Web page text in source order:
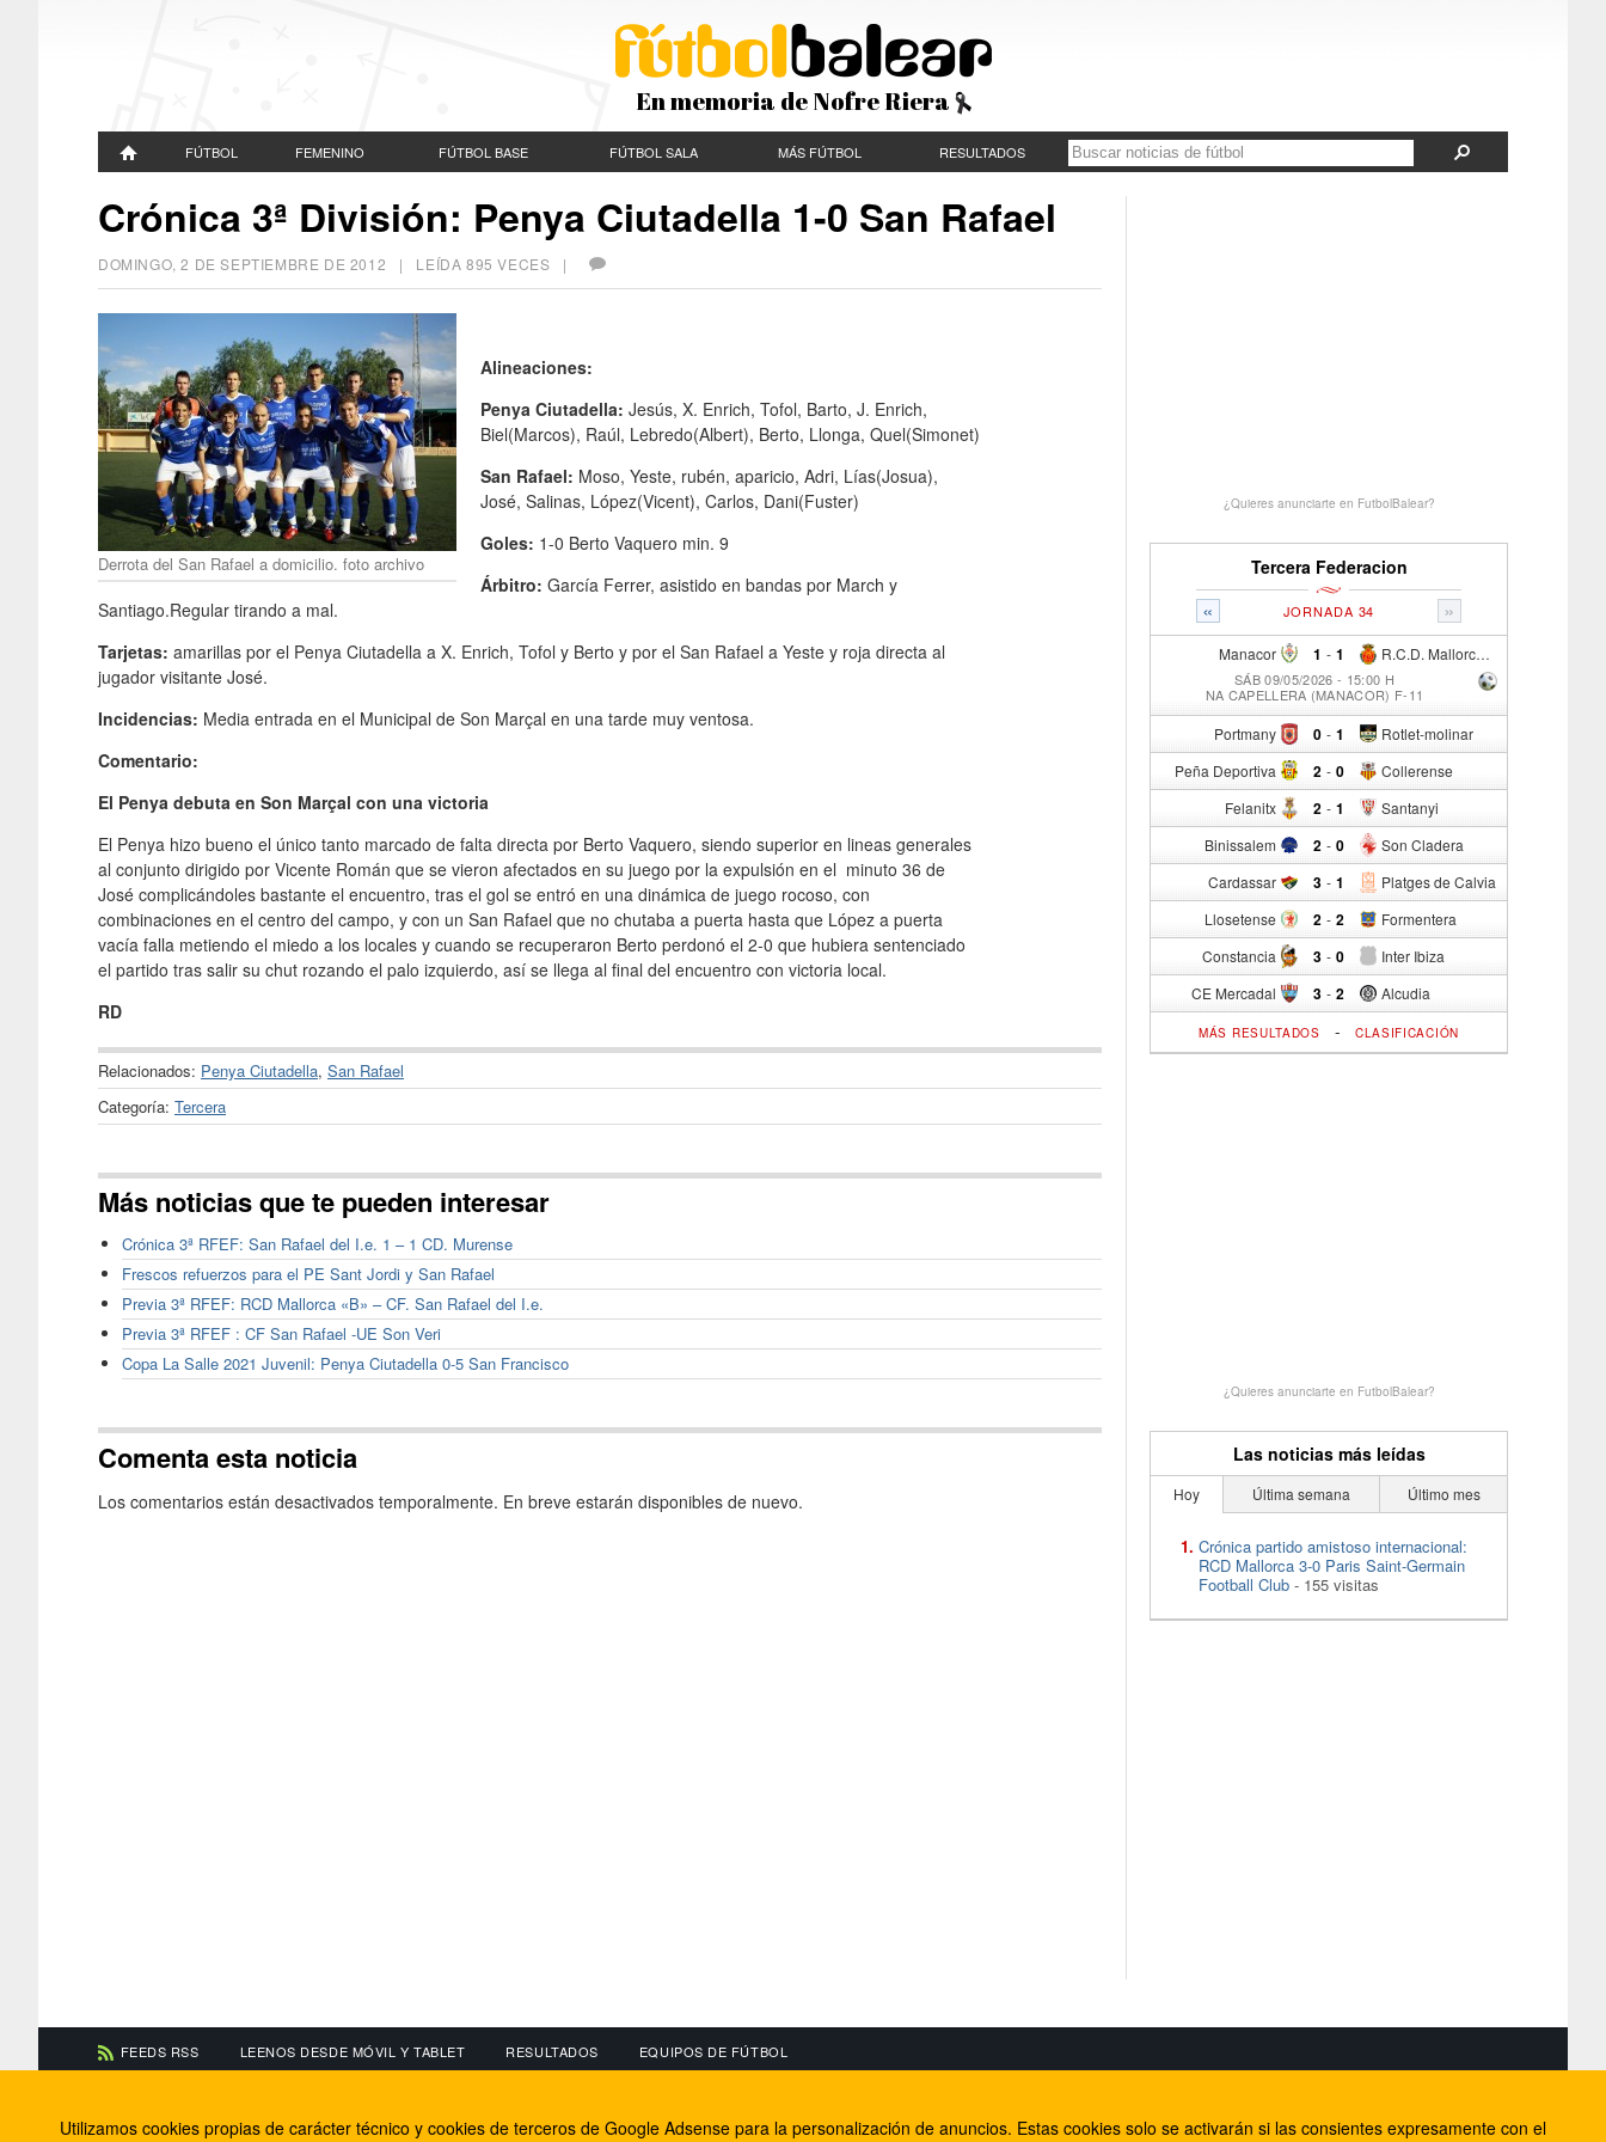
En memoria de Nofre Riera
FÚTBOL FEMENINO FÚTBOL BASE FÚTBOL SALA MÁS FÚTBOL RESULTADOS
Crónica 3ª División: Penya Ciutadella 1-0 San Rafael
DOMINGO, 2 DE SEPTIEMBRE DE 2012 | LEÍDA 895 VECES |
Derrota del San Rafael a domicilio. foto archivo
Alineaciones:
Penya Ciutadella: Jesús, X. Enrich, Tofol, Barto, J. Enrich,
Biel(Marcos), Raúl, Lebredo(Albert), Berto, Llonga, Quel(Simonet)
San Rafael: Moso, Yeste, rubén, aparicio, Adri, Lías(Josua),
José, Salinas, López(Vicent), Carlos, Dani(Fuster)
Goles: 1-0 Berto Vaquero min. 9
Árbitro: García Ferrer, asistido en bandas por March y
Santiago.Regular tirando a mal.
Tarjetas: amarillas por el Penya Ciutadella a X. Enrich, Tofol y Berto y por el San Rafael a Yeste y roja directa al
jugador visitante José.
Incidencias: Media entrada en el Municipal de Son Marçal en una tarde muy ventosa.
Comentario:
El Penya debuta en Son Marçal con una victoria
El Penya hizo bueno el único tanto marcado de falta directa por Berto Vaquero, siendo superior en lineas generales
al conjunto dirigido por Vicente Román que se vieron afectados en su juego por la expulsión en el minuto 36 de
José complicándoles bastante el encuentro, tras el gol se entró en una dinámica de juego rocoso, con
combinaciones en el centro del campo, y con un San Rafael que no chutaba a puerta hasta que López a puerta
vacía falla metiendo el miedo a los locales y cuando se recuperaron Berto perdonó el 2-0 que hubiera sentenciado
el partido tras salir su chut rozando el palo izquierdo, así se llega al final del encuentro con victoria local.
RD
Relacionados: Penya Ciutadella, San Rafael
Categoría: Tercera
Más noticias que te pueden interesar
Crónica 3ª RFEF: San Rafael del I.e. 1 – 1 CD. Murense
Frescos refuerzos para el PE Sant Jordi y San Rafael
Previa 3ª RFEF: RCD Mallorca «B» – CF. San Rafael del I.e.
Previa 3ª RFEF : CF San Rafael -UE Son Veri
Copa La Salle 2021 Juvenil: Penya Ciutadella 0-5 San Francisco
Comenta esta noticia
Los comentarios están desactivados temporalmente. En breve estarán disponibles de nuevo.
¿Quieres anunciarte en FutbolBalear?
Tercera Federacion
« »
JORNADA 34
Manacor 1 - R.C.D. Mallorca Sad "B"
1
SÁB 09/05/2026 - 15:00 H
NA CAPELLERA (MANACOR) F-11
Portmany 0 - Rotlet-molinar
1
Peña Deportiva 2 - Collerense
0
Felanitx 2 - Santanyi
1
Binissalem 2 - Son Cladera
0
Cardassar 3 - Platges de Calvia
1
Llosetense 2 - Formentera
2
Constancia 3 - Inter Ibiza
0
CE Mercadal 3 - Alcudia
2
MÁS RESULTADOS - CLASIFICACIÓN
¿Quieres anunciarte en FutbolBalear?
Las noticias más leídas
Hoy Última semana Último mes
Crónica partido amistoso internacional:
RCD Mallorca 3-0 Paris Saint-Germain
Football Club - 155 visitas
FEEDS RSS LEENOS DESDE MÓVIL Y TABLET RESULTADOS EQUIPOS DE FÚTBOL
Información de contacto
El equipo de FútbolBalear
Facebook
Internet Rural Mallorca
Utilizamos cookies propias de carácter técnico y cookies de terceros de Google Adsense para la personalización de anuncios. Estas cookies solo se activarán si las consientes expresamente con el